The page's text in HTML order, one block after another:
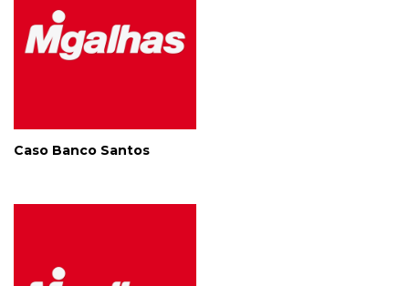
Caso Banco Santos